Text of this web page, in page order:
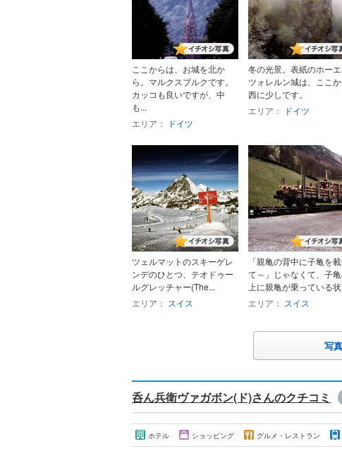
ここからは、お城を北か
ら。マルクスブルクです。
カッコも良いですが、中
も...
エリア：
ドイツ
冬の光景。表紙のホー
ツォレルン城は、ここか
西に少しです。
エリア：
ドイツ
ツェルマットのスキーゲレ
ンデのひとつ、テオドゥー
ルグレッチャー(The...
エリア： スイス
「親亀の背中に子亀を
て～」じゃなくて、子
上に親亀が乗っている
エリア： スイス
写
呑ん兵衛ヴァガボン(ド)さんのクチコミ
ホテル ショッピング グルメ・レストラン